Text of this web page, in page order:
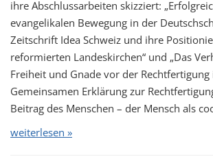
ihre Abschlussarbeiten skizziert:
evangelikalen Bewegung in der
Zeitschrift Idea Schweiz und ihre
reformierten Landeskirchen“ und „Das
Freiheit und Gnade vor der
Gemeinsamen Erklärung zur
Beitrag des Menschen – der Mensch als
weiterlesen »